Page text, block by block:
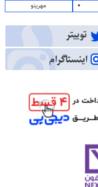
مهرینو